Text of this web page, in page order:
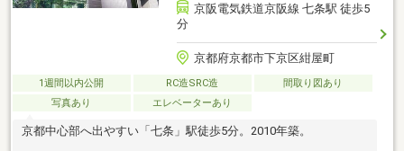
京阪電気鉄道京阪線 七条駅 徒歩5
分
京都府京都市下京区紺屋町
1週間以内公開 RC造SRC造
間取り図あり
写真あり
エレベーターあり
京都中心部へ出やすい「七条」駅徒歩5分。2010年築。